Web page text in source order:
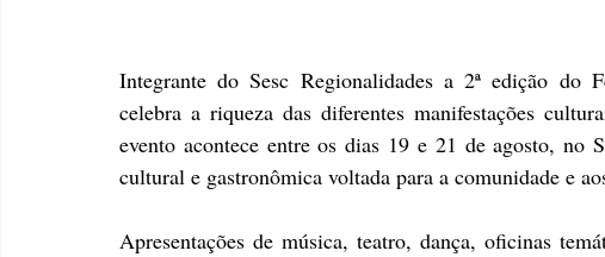
Integrante do Sesc Regionalidades a 2ª edição do
celebra a riqueza das diferentes manifestações
evento acontece entre os dias 19 e 21 de agosto, no
cultural e gastronômica voltada para a comunidade e
Apresentações de música, teatro, dança, oficinas